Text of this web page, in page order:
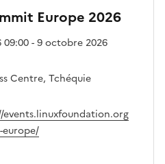
Europe 2026
- 9 octobre 2026
Centre, Tchéquie
events.linuxfoundation.org
europe/